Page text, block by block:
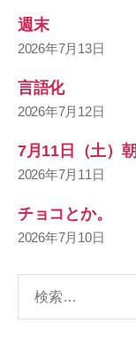
週末
2026年7月13日
言語化
2026年7月12日
7月11日（土）朝
2026年7月11日
チョコとか。
2026年7月10日